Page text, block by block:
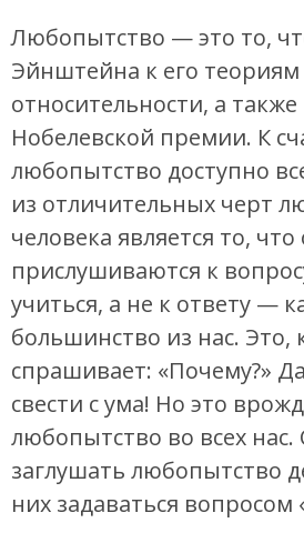
Любопытство — это то,
Эйнштейна к его теориям
относительности, а также
Нобелевской премии. К
любопытство доступно
из отличительных черт
человека является то,
прислушиваются к
учиться, а не к ответу —
большинство из нас. Это,
спрашивает: «Почему?»
свести с ума! Но это
любопытство во всех нас.
заглушать любопытство
них задаваться вопросом